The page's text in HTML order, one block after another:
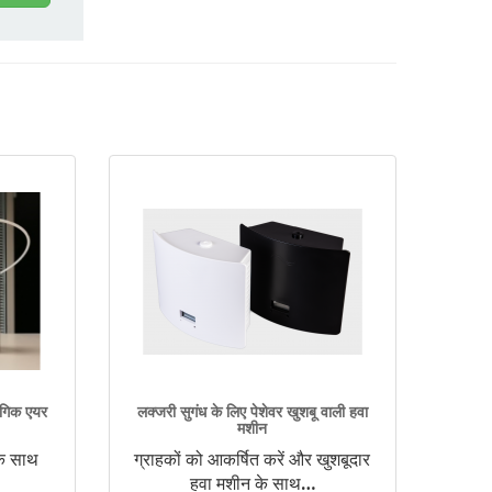
एयर
साथ
लक्जरी सुगंध के लिए पेशेवर खुशबू वाली हवा
मशीन
ग्राहकों को आकर्षित करें और खुशबूदार
हवा मशीन के साथ…